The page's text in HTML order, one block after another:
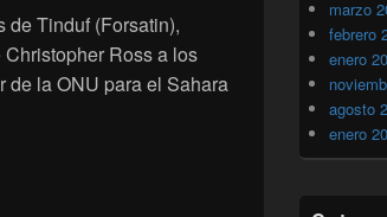
de Tinduf (Forsatin),
Ross a los
de la ONU para el Sahara
la aplastante arbitrariedad que Ross no
marzo
febrero
enero
agosto
enero